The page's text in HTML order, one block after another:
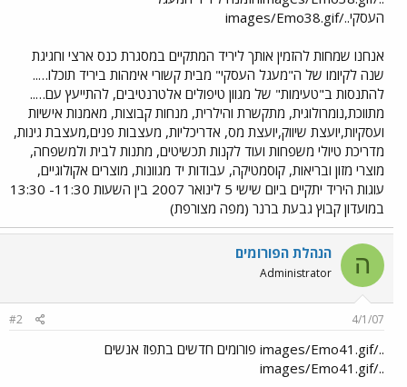
י
ך
העסקי../images/Emo38.gif
אנחנו שמחות להזמין אותך ליריד המתקיים במסגרת כנס ארצי וחגיגת
שנה לקיומו של ה"מעגל העסקי" מבית קשורי אימהות ביריד תוכלו…..
להתנסות ב"טעימות" של מגוון טיפולים אלטרנטיבים, להתייעץ עם…..
מתווכת,נומרולוגית, מתקשרת והילרית, מנחות קבוצות, מאמנות אישיות
ועסקיות,יועצת שיווק,יועצת מס, אדריכליות, מעצבות פנים,מעצבת גינות,
מדריכת טיולי משפחות ועוד לקנות תכשיטים, מתנות לבית ולמשפחה,
מוצרי מזון ובריאות, קוסמטיקה, עבודות יד מגוונות, מוצרים אקולוגיים,
עוגות היריד יתקיים ביום שישי 5 לינואר 2007 בין השעות 11:30- 13:30
במועדון קבוץ גבעת ברנר (מפה מצורפת)
ה הנהלת הפורומים
Administrator
4/1/07
#2
../images/Emo41.gif פורומים חדשים בתפוז אנשים
../images/Emo41.gif